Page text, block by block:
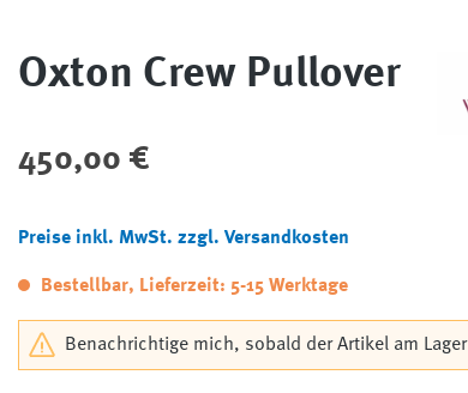
Oxton Crew Pullover
Regulärer Preis:
450,00 €
Preise inkl. MwSt. zzgl. Versandkosten
Bestellbar, Lieferzeit: 5-15 Werktage
Benachrichtige mich, sobald der Artikel am